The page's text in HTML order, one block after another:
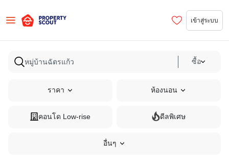
เข้าสู่ระบบ
ซื้อ
ราคา ห้องนอน
คอนโด Low-rise ดีลพิเศษ
อื่นๆ